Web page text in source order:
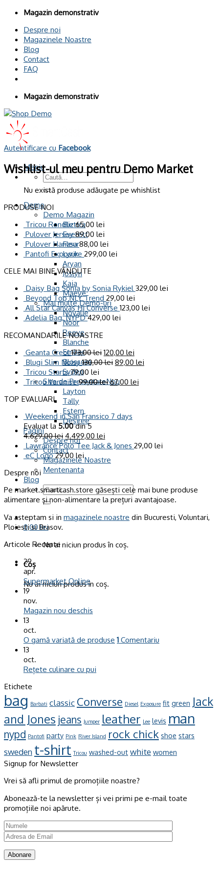
OmitețiMagazin demonstrativ
Despre noi
Magazinele Noastre
Blog
Contact
FAQ
Magazin demonstrativ
Meniu
Caută
după:
Demo
Demo Magazin
Elettra
Everett
Fleur
Lyrik
Aryan
Joslyn
Kaia
Maeve
Mai multe Demo-uri
Novalie
Noor
Reeve
Blanche
Ember
Blossom
Syden
Site de Prezentare
Layton
Tally
Estern
Desiree
Pagini
Despre noi
Contact
Magazinele Noastre
Mentenanta
Blog
Caută
după:
0,00lei
Nu ai niciun produs în coș.
Coș
Nu ai niciun produs în coș.
Autentificare cu Facebook
Wishlist-ul meu pentru Demo Market
Nu există produse adăugate pe whishlist
PRODUSE NOI
Tricou Rondliz 65,00 lei
Pulover Jersey 89,00 lei
Pulover Harizsa 88,00 lei
Pantofi Exposure 299,00 lei
CELE MAI BINE VÂNDUTE
Daisy Bag Sonia by Sonia Rykiel 329,00 lei
Beyond Top NLY Trend 29,00 lei
All Star Canvas Hi Converse 123,00 lei
Adelia Bag, NYPD 429,00 lei
RECOMANDARILE NOASTRE
Geanta Creol 173,00lei 120,00 lei
Blugi Slim Noisy 130,00lei 89,00 lei
Tricou Starts 79,00 lei
Tricou Varanise 99,00lei 67,00 lei
TOP EVALUARI
Weekend in San Fransico 7 days
Evaluat la 5.00din 5
4.629,00lei 4.499,00 lei
Lawrance Polo Tee Jack & Jones 29,00 lei
eC Logo 29,00 lei
Despre noi
Pe market.smartcash.store găsești cele mai bune produse
alimentare și non-alimentare la prețuri avantajoase.
Va asteptam si in magazinele noastre din Bucuresti, Voluntari,
Ploiesti si Brasov.
Articole Recente
29
apr.
Supermarket Online
19
nov.
Magazin nou deschis
13
oct.
O gamă variată de produse 1 Comentariu
13
oct.
Rețete culinare cu pui
Etichete
bag Barbati classic Converse Diesel Exposure fit green Jack
and Jones jeans Jumper leather Lee levis man
nypd Pantofi party Pink River Island rock chick shoe stars
sweden t-shirt Tricou washed-out white women
Signup for Newsletter
Vrei să afli primul de promoțiile noastre?
Abonează-te la newsletter și vei primi pe e-mail toate
promoțiile noi apărute.